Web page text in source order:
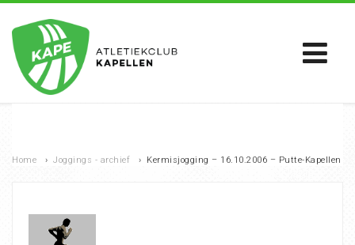
Home › Joggings - archief › Kermisjogging – 16.10.2006 – Putte-Kapellen